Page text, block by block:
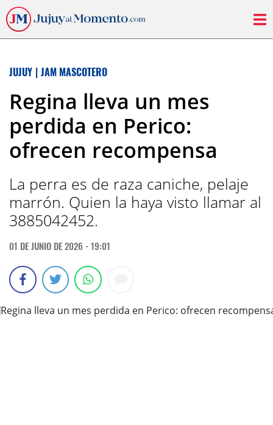
JUJUY | JAM MASCOTERO
Regina lleva un mes
perdida en Perico:
ofrecen recompensa
La perra es de raza caniche, pelaje
marrón. Quien la haya visto llamar al
3885042452.
01 DE JUNIO DE 2026 - 19:01